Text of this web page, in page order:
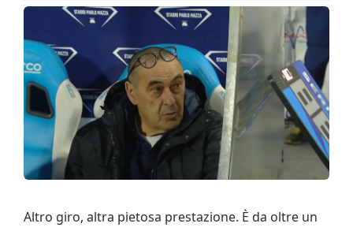
Altro giro, altra pietosa prestazione. È da oltre un